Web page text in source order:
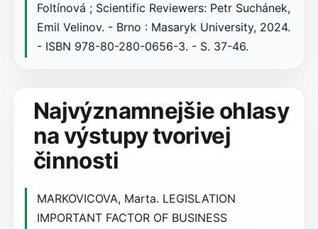
Foltínová ; Scientific Reviewers: Petr Suchánek,
Emil Velinov. - Brno : Masaryk University, 2024.
- ISBN 978-80-280-0656-3. - S. 37-46.
Najvýznamnejšie ohlasy
na výstupy tvorivej
činnosti
MARKOVICOVA, Marta. LEGISLATION
IMPORTANT FACTOR OF BUSINESS